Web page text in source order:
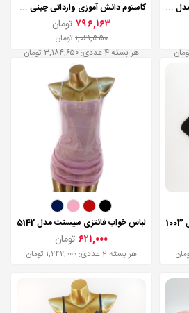
کاستوم پرستاری وارداتی چینی مدل Z052 کاستوم دانش آموزی وارداتی چینی مدل Z008
۷۹۶,۱۶۳ تومان
۱,۰۶۱,۵۵۰ تومان
هر بسته 4 عددی: ۳,۱۸۴,۶۵۰ تومان
لباس خواب فانتزی سیسنت مدل 5142
۶۲۱,۰۰۰ تومان
هر بسته 2 عددی: ۱,۲۴۲,۰۰۰ تومان